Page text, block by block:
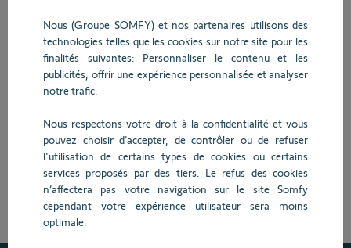
Devenez acteur de
l'efficacité énergétique
d’été s’impose comme un enjeu majeur de la rénovation
énergétique. Protections solaires et équipements connectés
sont désormais des solutions clés pour préserver la
fraîcheur des logements.
Découvrez nos solutions solaires
Nous (Groupe SOMFY) et nos partenaires utilisons des
technologies telles que les cookies sur notre site pour les
finalités suivantes: Personnaliser le contenu et les
publicités, offrir une expérience personnalisée et analyser
notre trafic.
Nous respectons votre droit à la confidentialité et vous
pouvez choisir d’accepter, de contrôler ou de refuser
l'utilisation de certains types de cookies ou certains
services proposés par des tiers. Le refus des cookies
n’affectera pas votre navigation sur le site Somfy
cependant votre expérience utilisateur sera moins
optimale.